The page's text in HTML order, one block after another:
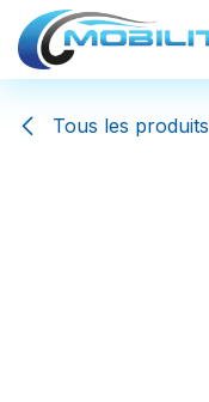
Se rendre au contenu
Tous les produits